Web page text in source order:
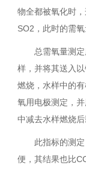
物全都被氧化时
SO2，此时的需
总需氧量测
样，并将其送入
燃烧，水样中的
氧用电极测定，
中减去水样燃烧后
此指标的测
便，其结果也比